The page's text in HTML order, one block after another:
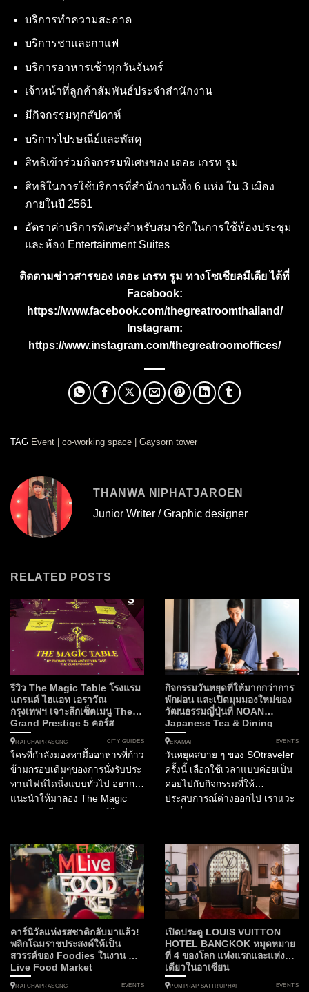
บริการทำความสะอาด
บริการชาและกาแฟ
บริการอาหารเช้าทุกวันจันทร์
เจ้าหน้าที่ลูกค้าสัมพันธ์ประจำสำนักงาน
มีกิจกรรมทุกสัปดาห์
บริการไปรษณีย์และพัสดุ
สิทธิเข้าร่วมกิจกรรมพิเศษของ เดอะ เกรท รูม
สิทธิในการใช้บริการที่สำนักงานทั้ง 6 แห่ง ใน 3 เมือง
ภายในปี 2561
อัตราค่าบริการพิเศษสำหรับสมาชิกในการใช้ห้องประชุม
และห้อง Entertainment Suites
ติดตามข่าวสารของ เดอะ เกรท รูม ทางโซเชียลมีเดีย ได้ที่
Facebook:
https://www.facebook.com/thegreatroomthailand/
Instagram:
https://www.instagram.com/thegreatroomoffices/
TAG Event | co-working space | Gaysorn tower
THANWA NIPHATJAROEN
Junior Writer / Graphic designer
RELATED POSTS
รีวิว The Magic Table โรงแรม
แกรนด์ ไฮแอท เอราวัณ
กรุงเทพฯ เจาะลึกเซ็ตเมนู The
Grand Prestige 5 คอร์ส
RATCHAPRASONG CITY GUIDES
ใครที่กำลังมองหามื้ออาหารที่ก้าว
ข้ามกรอบเดิมๆของการนั่งรับประ
ทานไฟน์ไดนิ่งแบบทั่วไป อยาก
แนะนำให้มาลอง The Magic
Table ณ โรงแรมแกรนด์ ไฮแอท
การรับประทานอาหารในรูปแบบ
Experiential Dining ที่เป็นการ
ผสานศาสตร์แห่งการสร้างสรรค์
เมนูอาหารเข้ากับเทคโนโลยี
3D...
กิจกรรมวันหยุดที่ให้มากกว่าการ
พักผ่อน และเปิดมุมมองใหม่ของ
วัฒนธรรมญี่ปุ่นที่ NOAN
Japanese Tea & Dining
EKAMAI EVENTS
วันหยุดสบาย ๆ ของ SOtraveler
ครั้งนี้ เลือกใช้เวลาแบบค่อยเป็น
ค่อยไปกับกิจกรรมที่ให้
ประสบการณ์ต่างออกไป เราแวะ
มาที่ NOAN Japanese Tea &
WABISABI...
คาร์นิวัลแห่งรสชาติกลับมาแล้ว!
พลิกโฉมราชประสงค์ให้เป็น
สวรรค์ของ Foodies ในงาน M-
Live Food Market
RATCHAPRASONG EVENTS
เปิดประตู LOUIS VUITTON
HOTEL BANGKOK หมุดหมาย
ที่ 4 ของโลก แห่งแรกและแห่ง
เดียวในอาเซียน
POMPRAP SATTRUPHAI EVENTS